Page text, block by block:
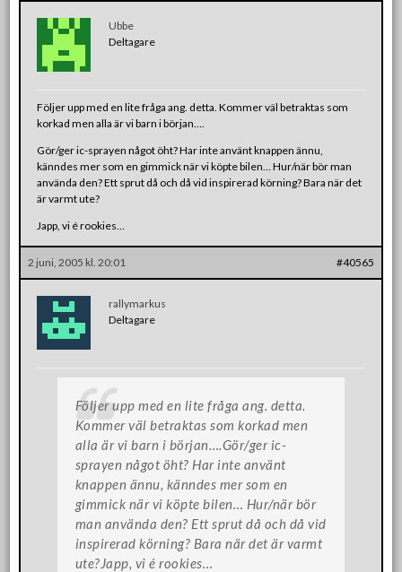
Ubbe
Deltagare
Följer upp med en lite fråga ang. detta. Kommer väl betraktas som
korkad men alla är vi barn i början….
Gör/ger ic-sprayen något öht? Har inte använt knappen ännu,
känndes mer som en gimmick när vi köpte bilen… Hur/när bör man
använda den? Ett sprut då och då vid inspirerad körning? Bara när det
är varmt ute?
Japp, vi é rookies…
2 juni, 2005 kl. 20:01 #40565
rallymarkus
Deltagare
Följer upp med en lite fråga ang. detta.
Kommer väl betraktas som korkad men
alla är vi barn i början….Gör/ger ic-
sprayen något öht? Har inte använt
knappen ännu, känndes mer som en
gimmick när vi köpte bilen… Hur/när bör
man använda den? Ett sprut då och då vid
inspirerad körning? Bara när det är varmt
ute?Japp, vi é rookies…